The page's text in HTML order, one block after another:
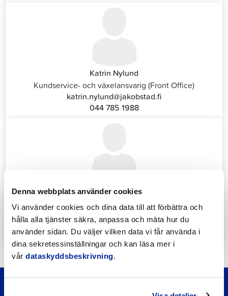
Denna webbplats använder cookies
Vi använder cookies och dina data till att förbättra och
hålla alla tjänster säkra, anpassa och mäta hur du
använder sidan. Du väljer vilken data vi får använda i
dina sekretessinställningar och kan läsa mer i
vår dataskyddsbeskrivning.
Katrin Nylund
Kundservice- och växelansvarig (Front Office)
katrin.nylund@jakobstad.fi
044 785 1988
Annika Strömberg
Sysselsättningstjänster
annika.stomberg@jakobstad.fi
050 430 6640